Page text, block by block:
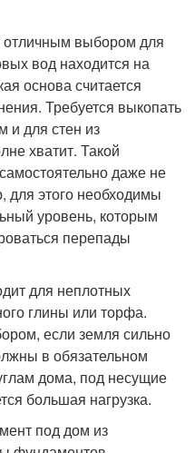
отличным выбором для
вод находится на
основа считается
Требуется выкопать
и для стен из
хватит. Такой
даже не
для этого необходимы
уровень, которым
перепады
для неплотных
глины или торфа.
если земля сильно
в обязательном
дома, под несущие
большая нагрузка.